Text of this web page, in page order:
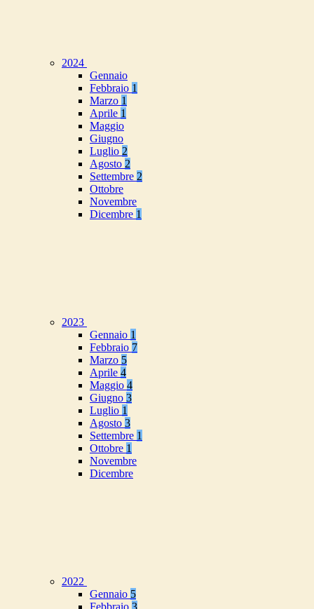
2024
Gennaio
Febbraio 1
Marzo 1
Aprile 1
Maggio
Giugno
Luglio 2
Agosto 2
Settembre 2
Ottobre
Novembre
Dicembre 1
2023
Gennaio 1
Febbraio 7
Marzo 5
Aprile 4
Maggio 4
Giugno 3
Luglio 1
Agosto 3
Settembre 1
Ottobre 1
Novembre
Dicembre
2022
Gennaio 5